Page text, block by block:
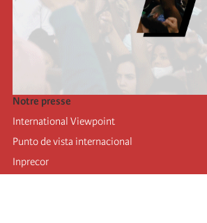
Notre presse
International Viewpoint
Punto de vista internacional
Inprecor